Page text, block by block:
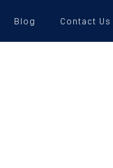
Blog Contact Us